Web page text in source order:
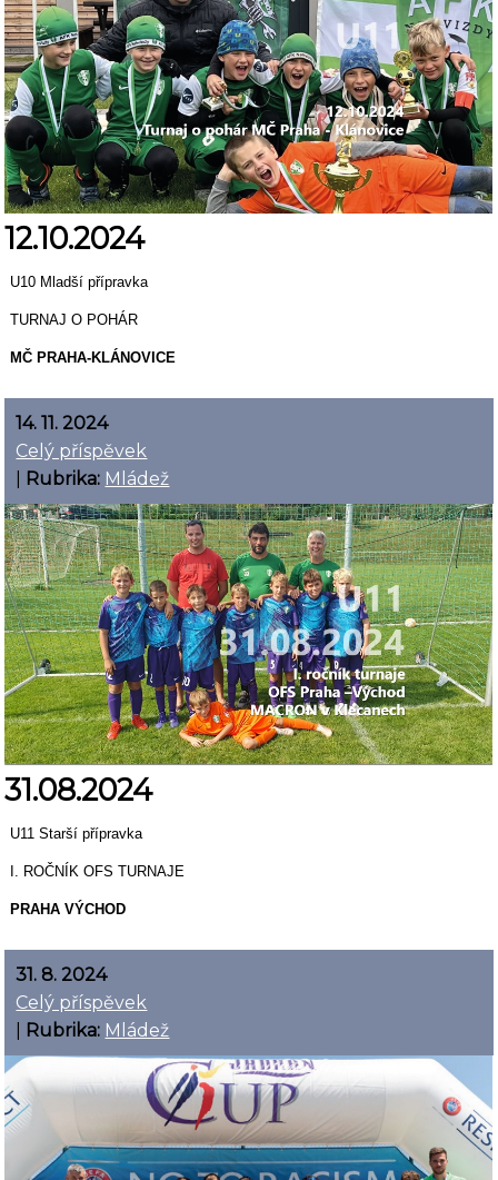
12.10.2024
U10 Mladší přípravka
TURNAJ O POHÁR
MČ PRAHA-KLÁNOVICE
14. 11. 2024
Celý příspěvek
Rubrika: Mládež
31.08.2024
U11 Starší přípravka
I. ROČNÍK OFS TURNAJE
PRAHA VÝCHOD
31. 8. 2024
Celý příspěvek
Rubrika: Mládež